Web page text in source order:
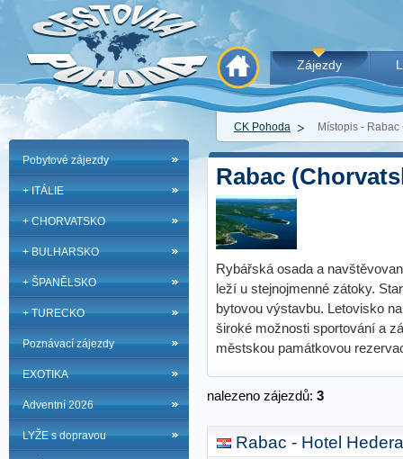
Zájezdy
CK Pohoda Místopis -
Pobytové zájezdy
+ ITÁLIE
+ CHORVATSKO
+ BULHARSKO
+ ŠPANĚLSKO
+ TURECKO
Poznávací zájezdy
EXOTIKA
Adventní 2026
LYŽE s dopravou
Rabac
Rybářská osada a
leží u stejnojmenné zátoky.
bytovou výstavbu. Letovisko
široké možnosti sportování a
městskou památkovou
nalezeno zájezdů: 3
Rabac - Hotel